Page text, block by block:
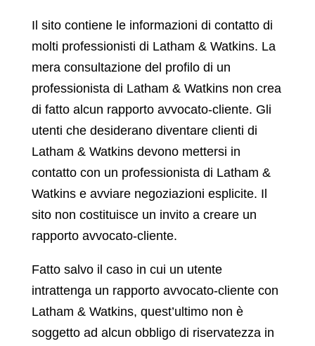
Il sito contiene le informazioni di contatto di
molti professionisti di Latham & Watkins. La
mera consultazione del profilo di un
professionista di Latham & Watkins non crea
di fatto alcun rapporto avvocato-cliente. Gli
utenti che desiderano diventare clienti di
Latham & Watkins devono mettersi in
contatto con un professionista di Latham &
Watkins e avviare negoziazioni esplicite. Il
sito non costituisce un invito a creare un
rapporto avvocato-cliente.
Fatto salvo il caso in cui un utente
intrattenga un rapporto avvocato-cliente con
Latham & Watkins, quest’ultimo non è
soggetto ad alcun obbligo di riservatezza in